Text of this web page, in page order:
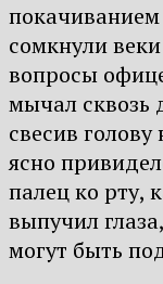
покачиванием
сомкнули
вопросы
мычал сквозь
свесив
ясно
палец ко рту,
выпучил
могут быть